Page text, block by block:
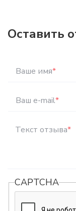
Оставить
Ваше имя*
Ваш e-mail*
Текст отзыва*
CAPTCHA